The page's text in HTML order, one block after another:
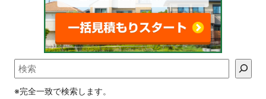
※完全一致で検索します。